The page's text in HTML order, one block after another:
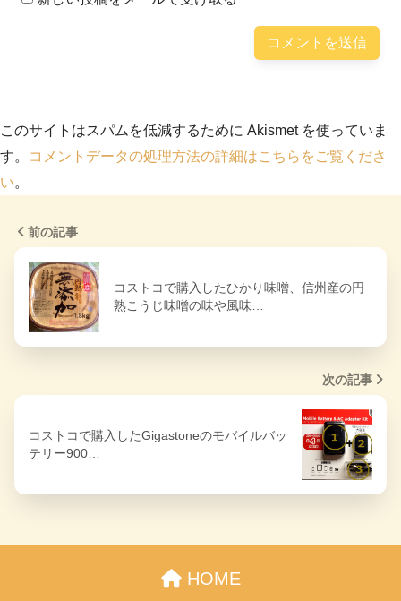
このサイトはスパムを低減するために Akismet を使っていま
す。
コメントデータの処理方法の詳細はこちらをご覧くださ
い。
前の記事
コストコで購入したひかり味噌、信州産の円
熟こうじ味噌の味や風味…
次の記事
コストコで購入したGigastoneのモバイルバッ
テリー900…
HOME